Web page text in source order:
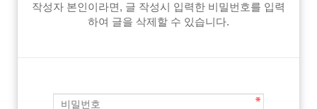
작성자 본인이라면, 글 작성시 입력한 비밀번호를 입력
하여 글을 삭제할 수 있습니다.